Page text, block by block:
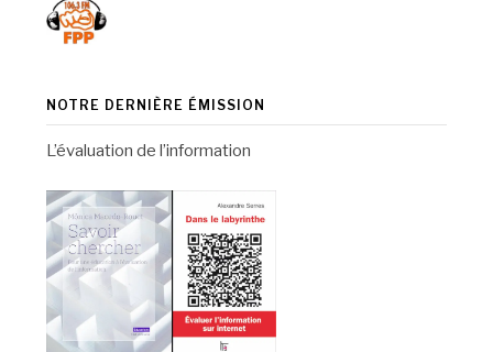
NOTRE DERNIÈRE ÉMISSION
L’évaluation de l’information